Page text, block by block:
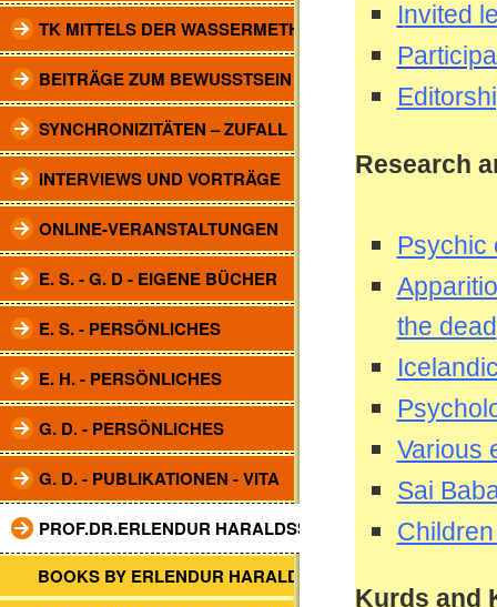
TK MITTELS DER WASSERMETHODE
BEITRÄGE ZUM BEWUSSTSEIN
SYNCHRONIZITÄTEN – ZUFALL
INTERVIEWS UND VORTRÄGE
ONLINE-VERANSTALTUNGEN
E. S. - G. D - EIGENE BÜCHER
E. S. - PERSÖNLICHES
E. H. - PERSÖNLICHES
G. D. - PERSÖNLICHES
G. D. - PUBLIKATIONEN - VITA
PROF.DR.ERLENDUR HARALDSSON
BOOKS BY ERLENDUR HARALDSSON
nvited
Research
Psychic
the dead
Various
Sai
Kurds and